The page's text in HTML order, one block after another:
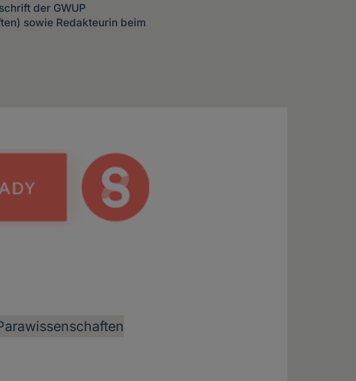
der GWUP
sowie Redakteurin beim